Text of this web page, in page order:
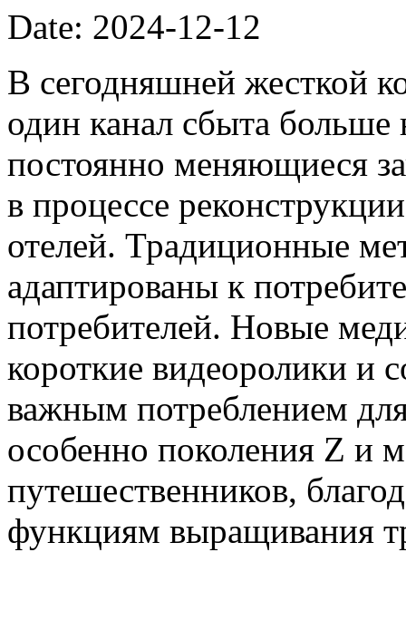
Date: 2024-12-12
В сегодняшней жесткой
один канал сбыта больше
постоянно меняющиеся
в процессе
отелей. Традиционные
адаптированы к
потребителей. Новые
короткие видеоролики и
важным потреблением
особенно поколения Z и
путешественников,
функциям выращивания